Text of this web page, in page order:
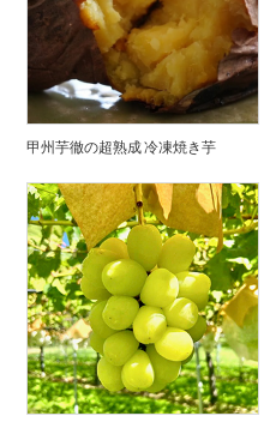
甲州芋徹の超熟成 冷凍焼き芋